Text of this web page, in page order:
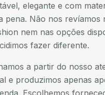
elegante e com
pena. Não nos revíamos
nem nas opções
fazer diferente.
a partir do nosso
e produzimos apenas
Escolhemos